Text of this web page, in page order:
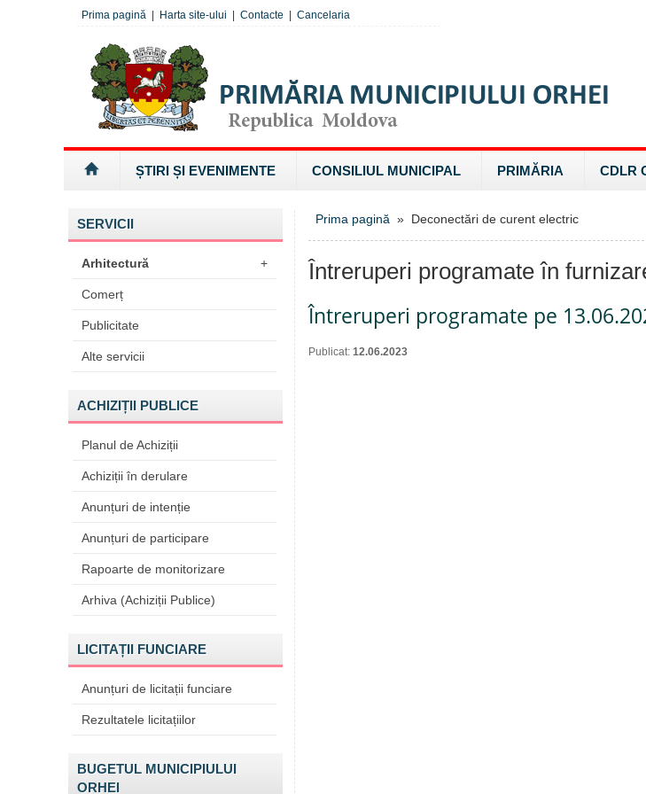
Prima pagină Harta site-ului Contacte Cancelaria
ȘTIRI ȘI EVENIMENTE CONSILIUL MUNICIPAL PRIMĂRIA CDLR
SERVICII
Arhitectură +
Comerț
Publicitate
Alte servicii
ACHIZIȚII PUBLICE
Planul de Achiziții
Achiziții în derulare
Anunțuri de intenție
Anunțuri de participare
Rapoarte de monitorizare
Arhiva (Achiziții Publice)
LICITAȚII FUNCIARE
Anunțuri de licitații funciare
Rezultatele licitațiilor
BUGETUL MUNICIPIULUI
ORHEI
Prima pagină » Deconectări de curent electric
Întreruperi programate în
Întreruperi programate pe
Publicat: 12.06.2023